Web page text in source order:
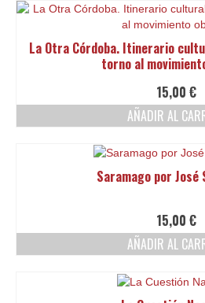
La Otra Córdoba. Itinerario
torno al
15,00 €
AÑADIR AL
Saramago por José
15,00 €
AÑADIR AL